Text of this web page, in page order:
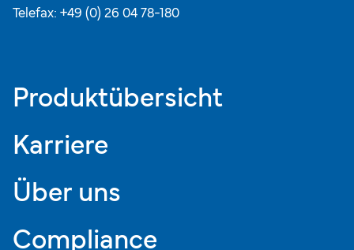
Telefax: +49 (0) 26 04 78-180
Produktübersicht
Karriere
Über uns
Compliance